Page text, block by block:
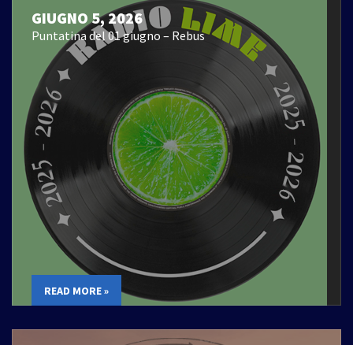
GIUGNO 5, 2026
Puntatina del 01 giugno – Rebus
READ MORE »